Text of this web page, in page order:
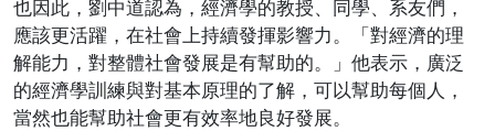
也因此，劉中道認為，經濟學的教授、同學、系友們，
應該更活躍，在社會上持續發揮影響力。「對經濟的理
解能力，對整體社會發展是有幫助的。」他表示，廣泛
的經濟學訓練與對基本原理的了解，可以幫助每個人，
當然也能幫助社會更有效率地良好發展。